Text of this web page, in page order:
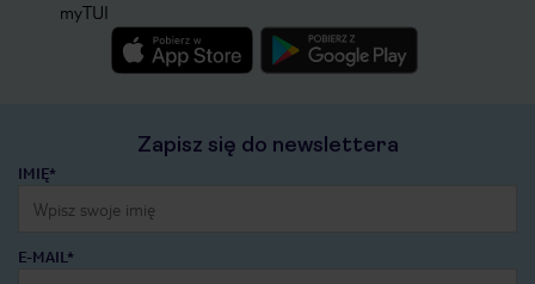
myTUI
Zapisz się do newslettera
IMIĘ*
E-MAIL*